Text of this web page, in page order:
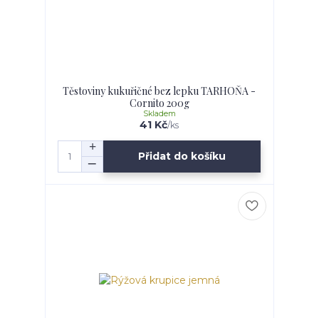
Těstoviny kukuřičné bez lepku TARHOŇA -
Cornito 200g
41 Kč/ks
Skladem
Přidat do košíku